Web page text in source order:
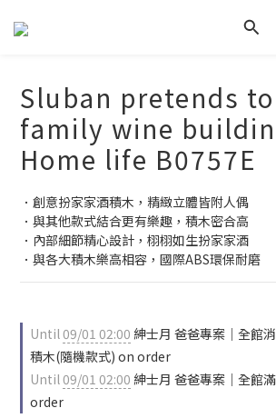
Sluban pretends
family wine
Home life B0757E
．創意扮家家酒積木，精緻立體皆附人偶
．與其他款式結合更有樂趣，積木密合高
．內部細節精心設計，栩栩如生扮家家酒
．與各大積木樂高相容，國際ABS環保耐磨
Until09/01 02:00 紳士月 爸爸專案｜全館
積木(隨機款式) on order
Until09/01 02:00 紳士月 爸爸專案｜全館
order